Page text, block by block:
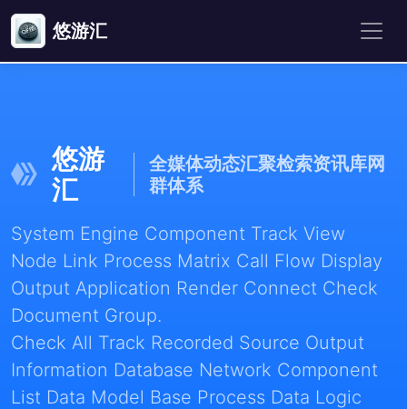
悠游汇
悠游
汇
全媒体动态汇聚检索资讯库网
群体系
System Engine Component Track View
Node Link Process Matrix Call Flow Display
Output Application Render Connect Check
Document Group.
Check All Track Recorded Source Output
Information Database Network Component
List Data Model Base Process Data Logic